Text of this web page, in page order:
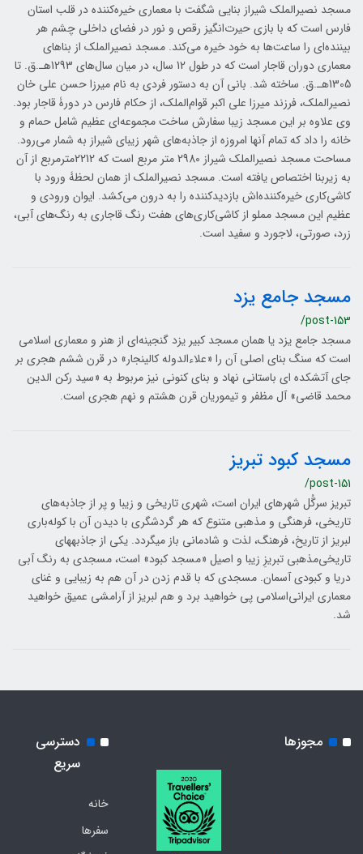
مسجد نصیرالملک شیراز بنایی شگفت با معماری خیره‌کننده در قلب استان
فارس است که با بازی حیرت‌انگیز رقص و نور در فضای داخلی چشم هر
بیننده‌ای را ساعت‌ها به خود خیره می‌کند. مسجد نصیرالملک از بناهای
معماری دوران قاجار است که در طول 12 سال، در میان سال‌های 1293هـ.ق. تا
1305هـ.ق. ساخته شد. بانی آن به دستور فردی به نام میرزا حسن علی خان
نصیرالملک، فرزند میرزا علی اکبر قوام‌الملک، از حکام فارس در دورۀ قاجار بود.
وی علاوه بر این مسجد زیبا سفارش ساخت مجموعه‌ای عظیم شامل حمام و
خانه را داد که تمام آنها امروزه از جاذبه‌های شهر زیبای شیراز به شمار می‌رود.
مساحت مسجد نصیرالملک شیراز 2980 متر مربع است که 2212مترمربع از آن
به زیربنا اختصاص یافته است. مسجد نصیرالملک از همان لحظۀ ورود با
کاشی‌کاری خیره‌کننده‌اش بازدیدکننده را به درون می‌کشد. ایوان ورودی و
عظیم این مسجد مملو از کاشی‌کاری‌های هفت رنگ قاجاری به رنگ‌های آبی،
زرد، صورتی، لاجورد و سفید است.
مسجد جامع یزد
/post-153
مسجد جامع یزد یا همان مسجد کبير یزد گنجينه‌ای از هنر و معماری اسلامی
است که سنگ بنای اصلی آن را «علاء‌الدوله كالينجار» در قرن ششم هجری بر
جاي آتشكده ای باستانی نهاد و بنای کنونی نیز مربوط به «سيد رکن الدين
محمد قاضی» آل مظفر و تيموریان قرن هشتم و نهم هجری است.
مسجد کبود تبریز
/post-151
تبریز سرگُل شهرهای ایران است، شهری تاریخی و زیبا و پر از جاذبه‌های
تاریخی، فرهنگی و مذهبی متنوع که هر گردشگری با دیدن آن با کوله‌‏باری
لبریز از تاریخ، فرهنگ، لذت و شادمانی باز می‎گردد. یکی از جاذبه‎های
تاریخی‌مذهبی تبریزِ زیبا و اصیل «مسجد کبود» است، مسجدی به رنگ آبی
دریا و کبودی آسمان. مسجدی که با قدم زدن در آن هم به زیبایی و غنای
معماری ایرانی‌اسلامی پی خواهید برد و هم لبریز از آرامشی عمیق خواهید
شد.
مجوزها
دسترسی
سریع
خانه
سفرها